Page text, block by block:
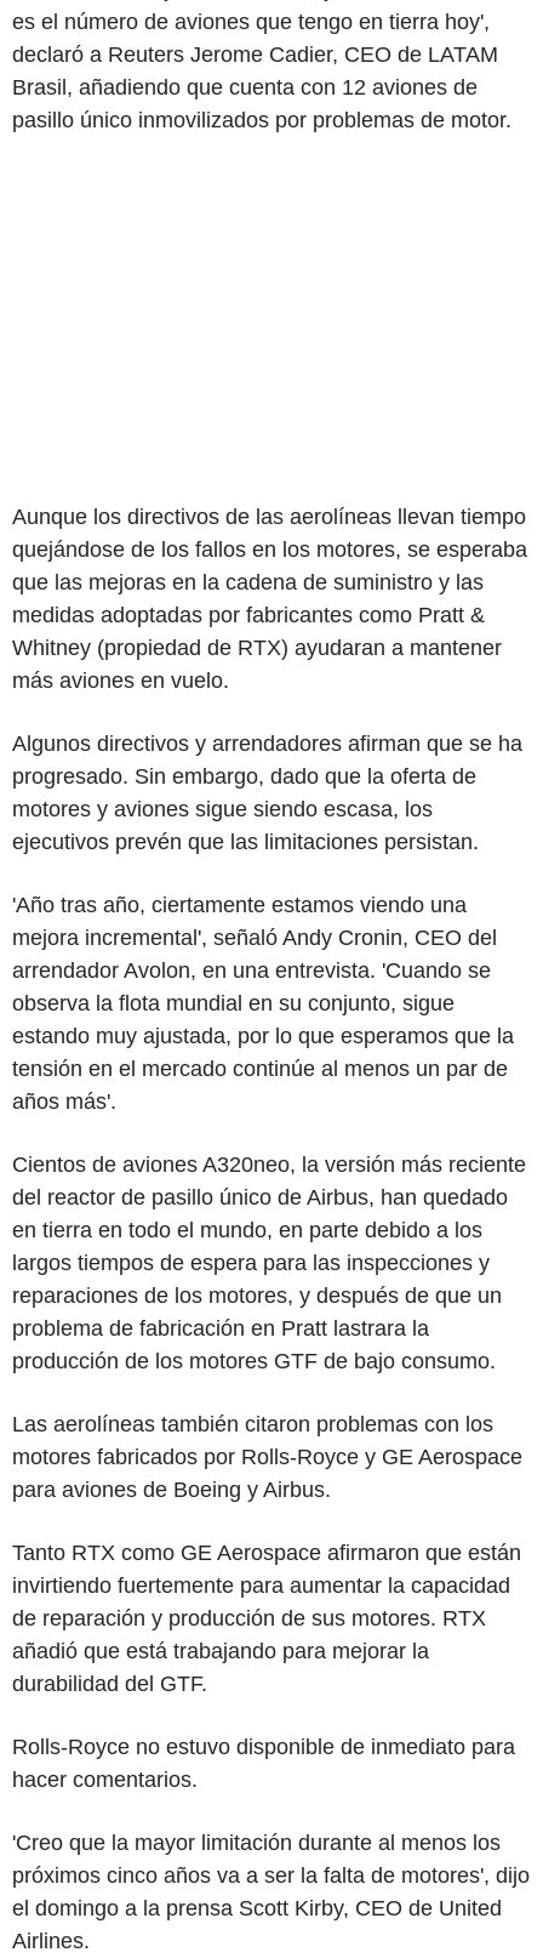
es el número de aviones que tengo en tierra hoy',
declaró a Reuters Jerome Cadier, CEO de LATAM
Brasil, añadiendo que cuenta con 12 aviones de
pasillo único inmovilizados por problemas de motor.
Aunque los directivos de las aerolíneas llevan tiempo
quejándose de los fallos en los motores, se esperaba
que las mejoras en la cadena de suministro y las
medidas adoptadas por fabricantes como Pratt &
Whitney (propiedad de RTX) ayudaran a mantener
más aviones en vuelo.
Algunos directivos y arrendadores afirman que se ha
progresado. Sin embargo, dado que la oferta de
motores y aviones sigue siendo escasa, los
ejecutivos prevén que las limitaciones persistan.
'Año tras año, ciertamente estamos viendo una
mejora incremental', señaló Andy Cronin, CEO del
arrendador Avolon, en una entrevista. 'Cuando se
observa la flota mundial en su conjunto, sigue
estando muy ajustada, por lo que esperamos que la
tensión en el mercado continúe al menos un par de
años más'.
Cientos de aviones A320neo, la versión más reciente
del reactor de pasillo único de Airbus, han quedado
en tierra en todo el mundo, en parte debido a los
largos tiempos de espera para las inspecciones y
reparaciones de los motores, y después de que un
problema de fabricación en Pratt lastrara la
producción de los motores GTF de bajo consumo.
Las aerolíneas también citaron problemas con los
motores fabricados por Rolls-Royce y GE Aerospace
para aviones de Boeing y Airbus.
Tanto RTX como GE Aerospace afirmaron que están
invirtiendo fuertemente para aumentar la capacidad
de reparación y producción de sus motores. RTX
añadió que está trabajando para mejorar la
durabilidad del GTF.
Rolls-Royce no estuvo disponible de inmediato para
hacer comentarios.
'Creo que la mayor limitación durante al menos los
próximos cinco años va a ser la falta de motores', dijo
el domingo a la prensa Scott Kirby, CEO de United
Airlines.